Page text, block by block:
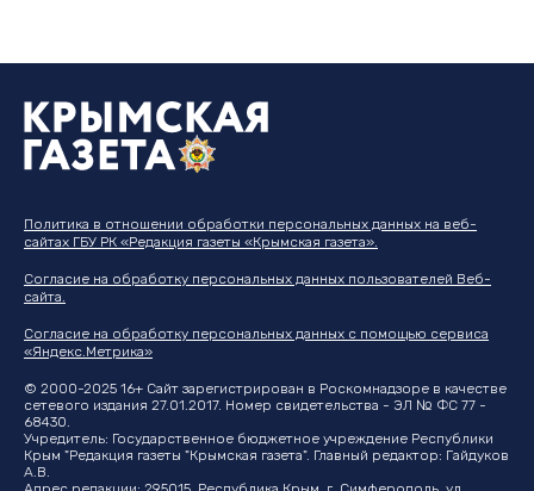
Политика в отношении обработки персональных данных на веб-
сайтах ГБУ РК «Редакция газеты «Крымская газета».
Согласие на обработку персональных данных пользователей Веб-
сайта.
Согласие на обработку персональных данных с помощью сервиса
«Яндекс.Метрика»
© 2000-2025 16+ Сайт зарегистрирован в Роскомнадзоре в качестве
сетевого издания 27.01.2017. Номер свидетельства - ЭЛ № ФС 77 -
68430.
Учредитель: Государственное бюджетное учреждение Республики
Крым "Редакция газеты "Крымская газета". Главный редактор: Гайдуков
А.В.